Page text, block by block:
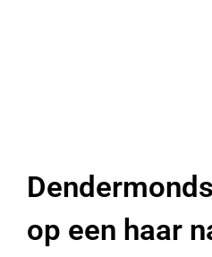
op een haar